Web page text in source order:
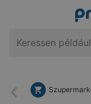
Vissza